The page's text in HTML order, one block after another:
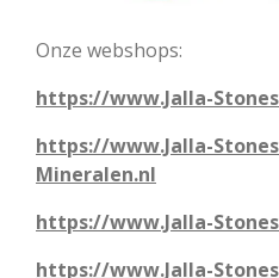
Onze webshops:
https://www.Jalla-
https://www.Jalla-
Mineralen.nl
https://www.Jalla-
https://www.Jalla-